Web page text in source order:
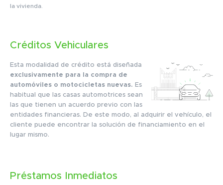
la vivienda.
Créditos Vehiculares
Esta modalidad de crédito está diseñada
exclusivamente para la compra de
automóviles o motocicletas nuevas. Es
habitual que las casas automotrices sean
las que tienen un acuerdo previo con las
entidades financieras. De este modo, al adquirir el vehículo, el
cliente puede encontrar la solución de financiamiento en el
lugar mismo.
Préstamos Inmediatos